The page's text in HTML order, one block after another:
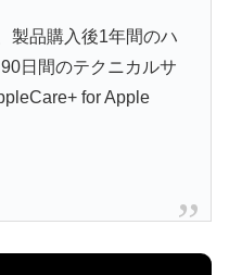
製品購入後1年間のハ
日間のテクニカルサ
for Apple